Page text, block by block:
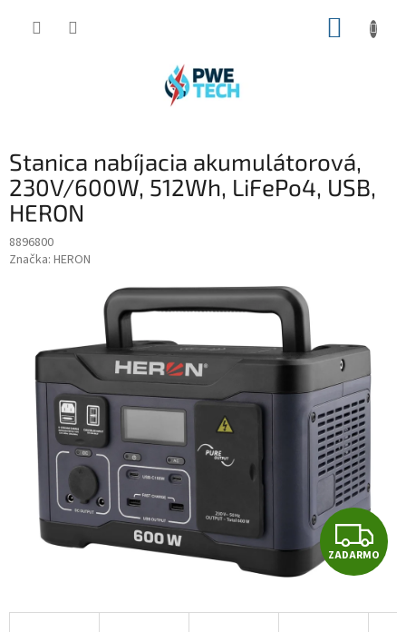
Stanica nabíjacia akumulátorová,
230V/600W, 512Wh, LiFePo4, USB,
HERON
8896800
Značka: HERON
Z
A
D
ZADARMO